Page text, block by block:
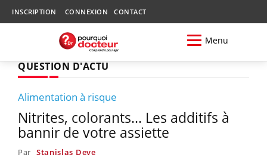
INSCRIPTION CONNEXION CONTACT
Menu
QUESTION D'ACTU
Alimentation à risque
Nitrites, colorants... Les additifs à
bannir de votre assiette
Par Stanislas Deve